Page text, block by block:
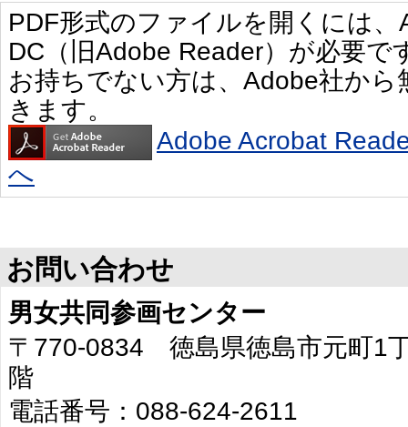
PDF形式のファイルを開くには
DC（旧Adobe Reader）が必要で
お持ちでない方は、Adobe社か
きます。
Adobe Acrobat
へ
お問い合わせ
男女共同参画センター
〒770-0834 徳島県徳島市元町1
階
電話番号：088-624-2611